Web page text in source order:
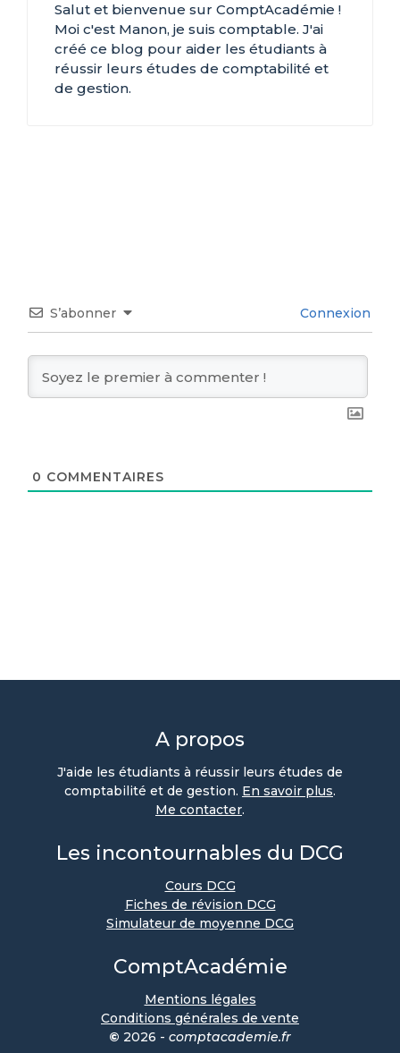
Salut et bienvenue sur ComptAcadémie !
Moi c'est Manon, je suis comptable. J'ai
créé ce blog pour aider les étudiants à
réussir leurs études de comptabilité et
de gestion.
S’abonner Connexion
0 COMMENTAIRES
A propos
J'aide les étudiants à réussir leurs études de
comptabilité et de gestion. En savoir plus.
Me contacter.
Les incontournables du DCG
Cours DCG
Fiches de révision DCG
Simulateur de moyenne DCG
ComptAcadémie
Mentions légales
Conditions générales de vente
© 2026 - comptacademie.fr